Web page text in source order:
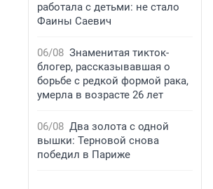
работала с детьми: не стало
Фаины Саевич
06/08 Знаменитая тикток-
блогер, рассказывавшая о
борьбе с редкой формой рака,
умерла в возрасте 26 лет
06/08 Два золота с одной
вышки: Терновой снова
победил в Париже